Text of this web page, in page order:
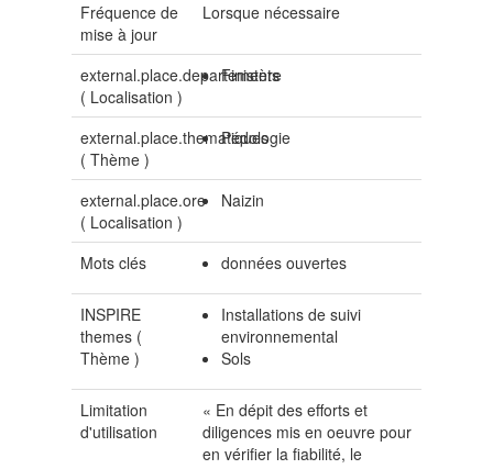
Fréquence de
mise à jour
Lorsque nécessaire
external.place.departements
( Localisation )
Finistère
external.place.thematiques
( Thème )
Pédologie
external.place.ore
( Localisation )
Naizin
Mots clés données ouvertes
INSPIRE
themes (
Thème )
Installations de suivi
environnemental
Sols
Limitation
d'utilisation
« En dépit des efforts et
diligences mis en oeuvre pour
en vérifier la fiabilité, le